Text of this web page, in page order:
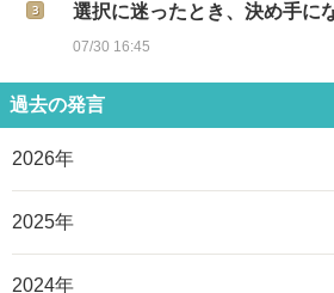
選択に迷ったとき、決め手に
07/30 16:45
過去の発言
2026年
2025年
2024年